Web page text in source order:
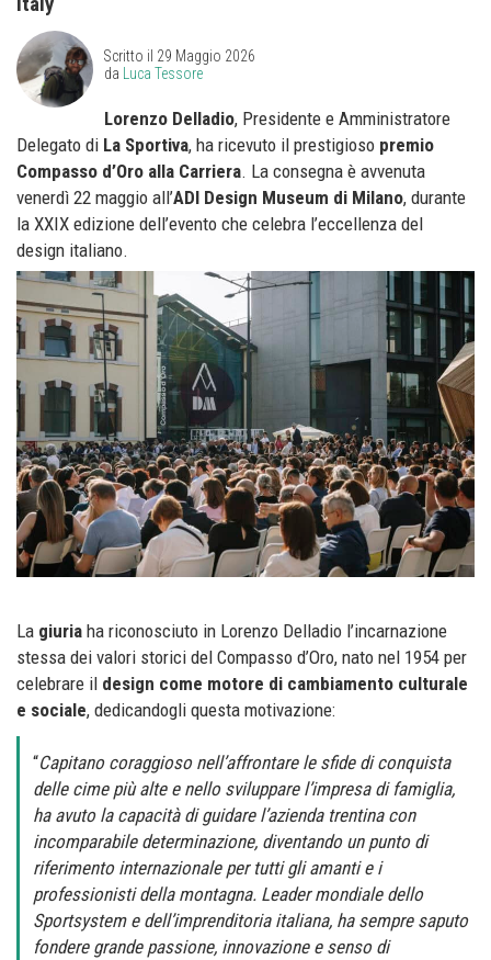
Scritto il 29 Maggio 2026
da
Luca Tessore
Lorenzo Delladio, Presidente e Amministratore
Delegato di La Sportiva, ha ricevuto il prestigioso premio
Compasso d’Oro alla Carriera. La consegna è avvenuta
venerdì 22 maggio all’ADI Design Museum di Milano, durante
la XXIX edizione dell’evento che celebra l’eccellenza del
design italiano.
La giuria ha riconosciuto in Lorenzo Delladio l’incarnazione
stessa dei valori storici del Compasso d’Oro, nato nel 1954 per
celebrare il design come motore di cambiamento culturale
e sociale, dedicandogli questa motivazione:
“Capitano coraggioso nell’affrontare le sfide di conquista
delle cime più alte e nello sviluppare l’impresa di famiglia,
ha avuto la capacità di guidare l’azienda trentina con
incomparabile determinazione, diventando un punto di
riferimento internazionale per tutti gli amanti e i
professionisti della montagna. Leader mondiale dello
Sportsystem e dell’imprenditoria italiana, ha sempre saputo
fondere grande passione, innovazione e senso di